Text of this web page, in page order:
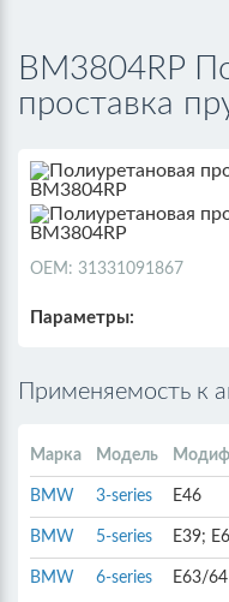
BM3804RP
проставка
ОЕМ: 31331091867
Параметры:
Применяемость к
Марка Модель
BMW 3-series E46
BMW 5-series E39;
BMW 6-series E63/64